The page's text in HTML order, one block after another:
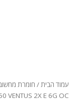
עמוד הבית/ חומרת
VENTUS 2X E 6G OC